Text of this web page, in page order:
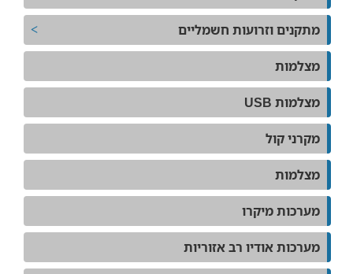
מתקנים וזרועות חשמליים
מצלמות
מצלמות USB
מקרני קול
מצלמות
מערכות מיקרו
מערכות אודיו רב אזוריות